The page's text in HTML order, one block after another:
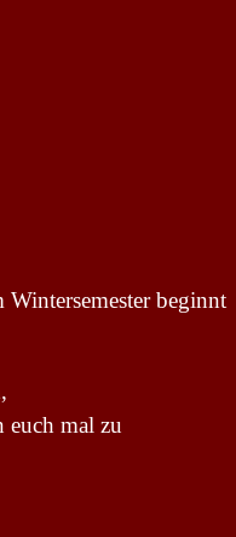
beginnt
euch mal zu